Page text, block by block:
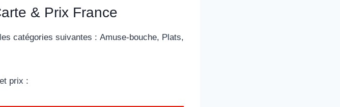
& Prix France
catégories suivantes : Amuse-bouche, Plats,
prix :